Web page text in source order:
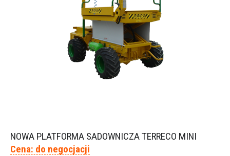
NOWA PLATFORMA SADOWNICZA TERRECO MINI
Cena: do negocjacji